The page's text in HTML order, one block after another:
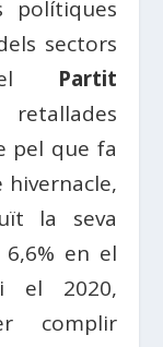
polítiques
sectors
Partit
pel que fa
hivernacle,
la seva
en el
el 2020,
complir